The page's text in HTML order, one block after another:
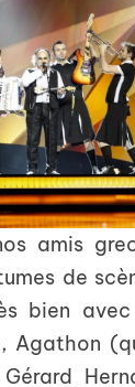
amis
de
bien avec
Agathon